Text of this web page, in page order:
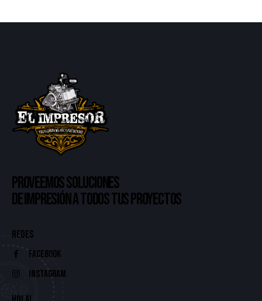
PROVEEMOS SOLUCIONES
DE IMPRESIÓN A TODOS TUS PROYECTOS
REDES
Facebook
Instagram